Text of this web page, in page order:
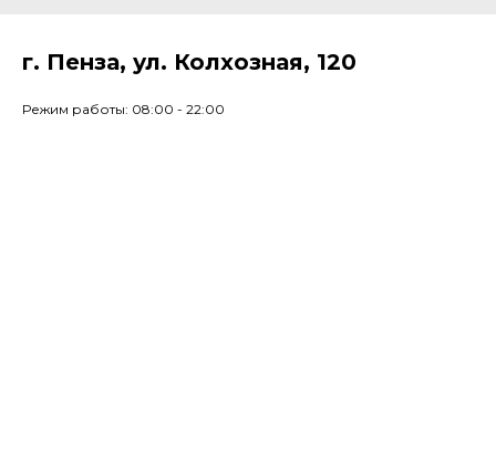
г. Пенза, ул. Колхозная, 120
Режим работы: 08:00 - 22:00